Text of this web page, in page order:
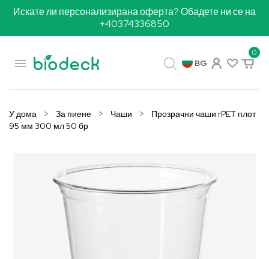
Искате ли персонализирана оферта? Обадете ни се на
+40374336850

0
BG
У дома За пиене Чаши
Прозрачни чаши rPET плот
95 мм 300 мл 50 бр